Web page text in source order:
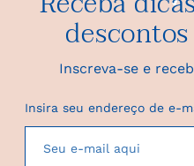
Inscreva-se e
Insira seu endereço de e-